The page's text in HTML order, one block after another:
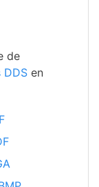
de
DDS en